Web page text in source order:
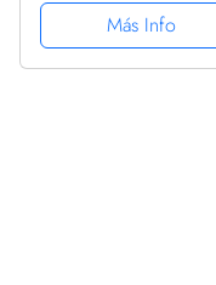
cumpleaños de
aniversario Camiseta
Más Info